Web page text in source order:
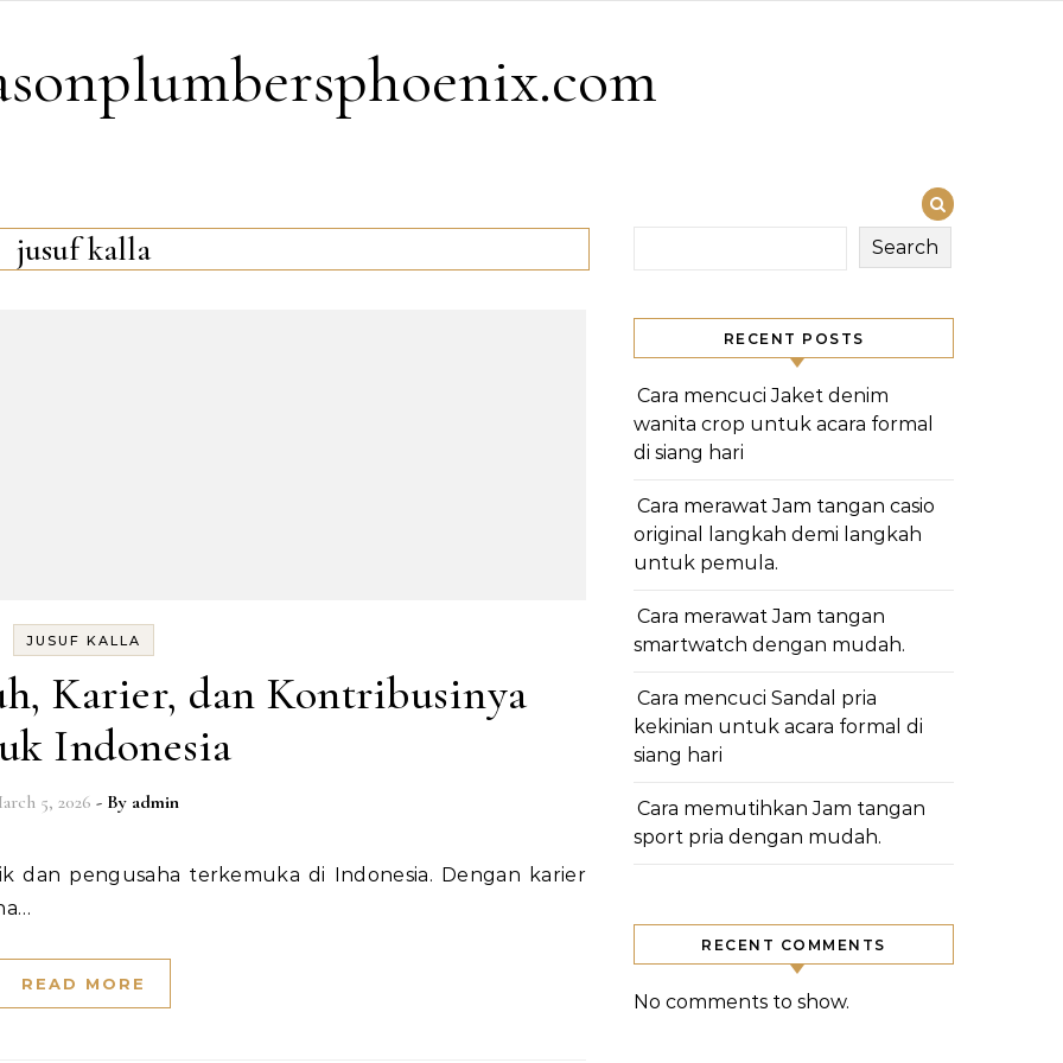
jusuf kalla
JUSUF KALLA
Karier, dan Kontribusinya
Indonesia
5, 2026 - By admin
READ MORE
Search
RECENT POSTS
Cara mencuci Jaket denim
wanita crop untuk acara formal
di siang hari
Cara merawat Jam tangan casio
original langkah demi langkah
untuk pemula.
Cara merawat Jam tangan
smartwatch dengan mudah.
Cara mencuci Sandal pria
kekinian untuk acara formal di
siang hari
Cara memutihkan Jam tangan
sport pria dengan mudah.
RECENT COMMENTS
No comments to show.